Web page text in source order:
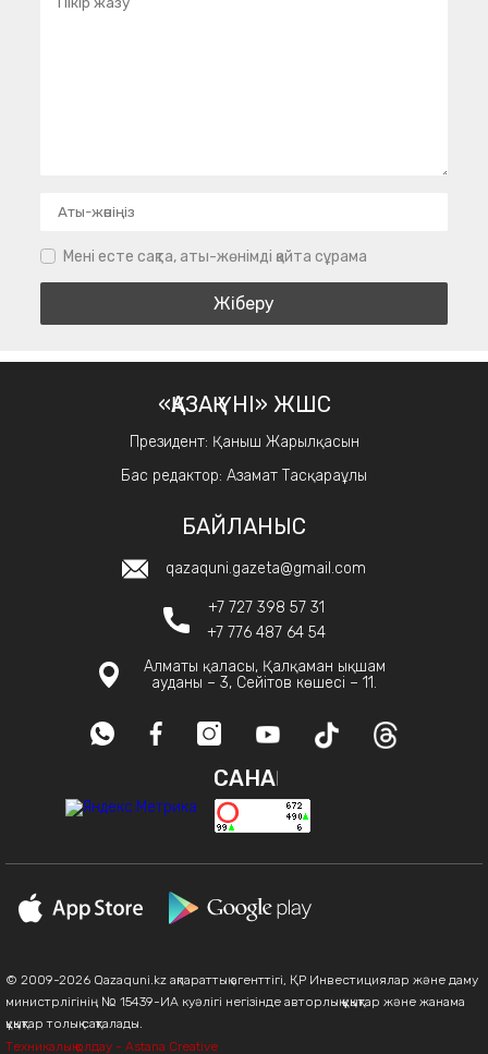
Мені есте сақта, аты-жөнімді қайта сұрама
«ҚАЗАҚ ҮНІ» ЖШС
Президент: Қаныш Жарылқасын
Бас редактор: Азамат Тасқараұлы
БАЙЛАНЫС
qazaquni.gazeta@gmail.com
+7 727 398 57 31
+7 776 487 64 54
Алматы қаласы, Қалқаман ықшам
ауданы – 3, Сейітов көшесі – 11.
САНАҚ
© 2009-2026 Qazaquni.kz ақпараттық агенттігі, ҚР Инвестициялар және даму
министрлігінің № 15439-ИА куәлігі негізінде авторлық құқықтар және жанама
құқықтар толық сақталады.
Техникалық қолдау - Astana Creative